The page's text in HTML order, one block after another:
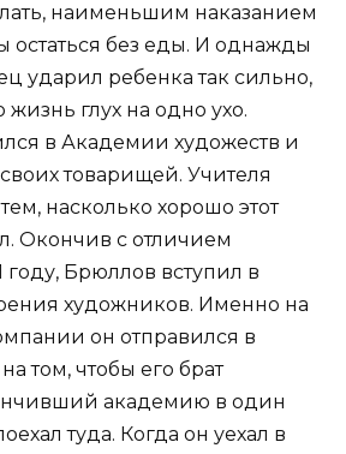
наименьшим наказанием
остаться без еды. И однажды
ударил ребенка так сильно,
глух на одно ухо.
в Академии художеств и
товарищей. Учителя
насколько хорошо этот
Окончив с отличием
Брюллов вступил в
художников. Именно на
он отправился в
том, чтобы его брат
академию в один
туда. Когда он уехал в